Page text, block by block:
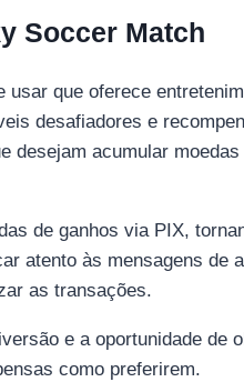
Soccer Match
usar que oferece
desafiadores e
desejam acumular
de ganhos via PIX,
atento às mensagens de
as transações.
e a oportunidade de
como preferirem.